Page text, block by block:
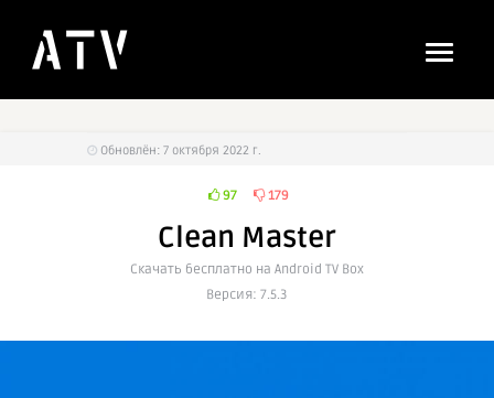
Обновлён: 7 октября 2022 г.
97 179
Clean Master
Cкачать бесплатно на Android TV Box
Версия: 7.5.3